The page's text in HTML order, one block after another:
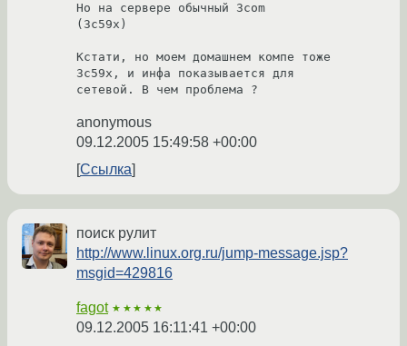
Но на сервере обычный 3com
(3c59x)
Кстати, но моем домашнем компе тоже
3c59x, и инфа показывается для
сетевой. В чем проблема ?
anonymous
09.12.2005 15:49:58 +00:00
Ссылка
поиск рулит
http://www.linux.org.ru/jump-message.jsp?
msgid=429816
fagot ★★★★★
09.12.2005 16:11:41 +00:00